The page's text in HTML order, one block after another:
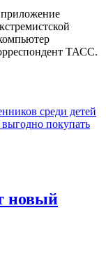
приложение
ТАСС.
среди детей
покупать
новый